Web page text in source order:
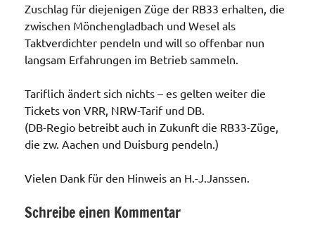
Zuschlag für diejenigen Züge der RB33 erhalten, die
zwischen Mönchengladbach und Wesel als
Taktverdichter pendeln und will so offenbar nun
langsam Erfahrungen im Betrieb sammeln.
Tariflich ändert sich nichts – es gelten weiter die
Tickets von VRR, NRW-Tarif und DB.
(DB-Regio betreibt auch in Zukunft die RB33-Züge,
die zw. Aachen und Duisburg pendeln.)
Vielen Dank für den Hinweis an H.-J.Janssen.
Schreibe einen Kommentar